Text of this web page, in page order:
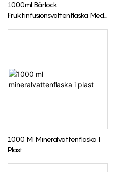
1000ml Bärlock
Fruktinfusionsvattenflaska Med
1000 Ml Mineralvattenflaska I
Plast